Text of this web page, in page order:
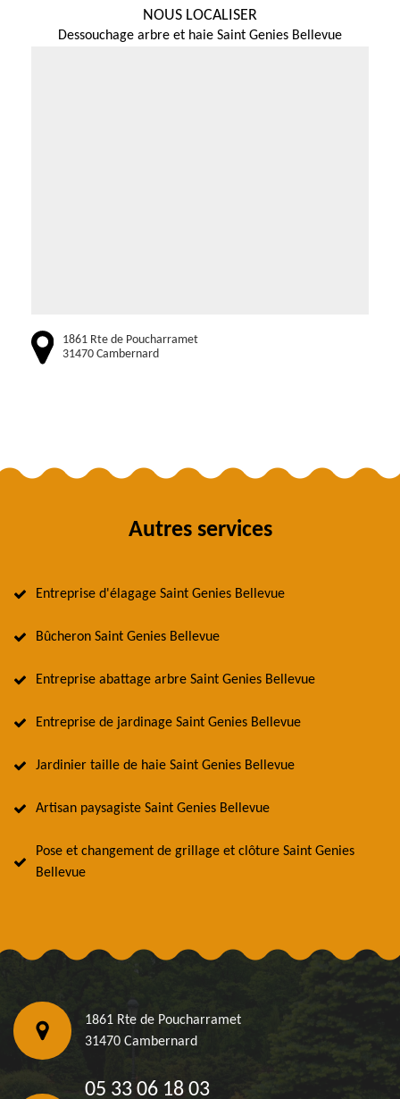
NOUS LOCALISER
Dessouchage arbre et haie Saint Genies Bellevue
1861 Rte de Poucharramet
31470 Cambernard
Autres services
Entreprise d'élagage Saint Genies Bellevue
Bûcheron Saint Genies Bellevue
Entreprise abattage arbre Saint Genies Bellevue
Entreprise de jardinage Saint Genies Bellevue
Jardinier taille de haie Saint Genies Bellevue
Artisan paysagiste Saint Genies Bellevue
Pose et changement de grillage et clôture Saint Genies
Bellevue
1861 Rte de Poucharramet
31470 Cambernard
05 33 06 18 03